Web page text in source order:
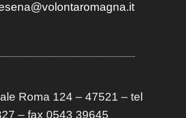
Roma 124 – 47521 – tel
– fax 0543 39645